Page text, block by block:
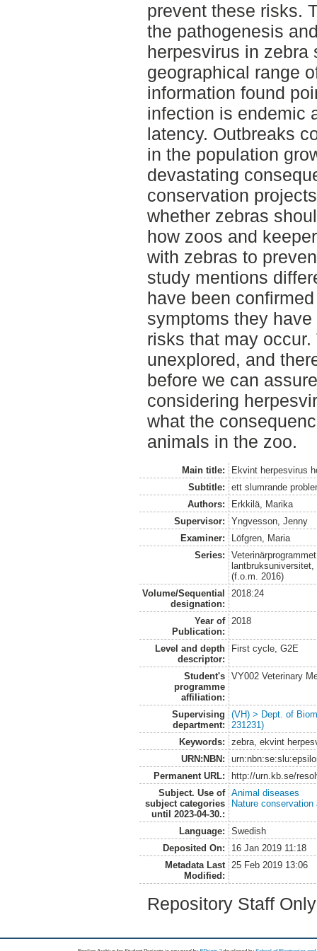
prevent these risks.
the pathogenesis
herpesvirus in zebra
geographical range
information found
infection is endemic
latency. Outbreaks
in the population
devastating
conservation
whether zebras
how zoos and
with zebras to
study mentions
have been
symptoms they
risks that may
unexplored, and
before we can
considering
what the
animals in the zoo.
Main title:
Ekvint herpesvirus
Subtitle:
ett slumrande
Authors:
Erkkilä, Marika
Supervisor:
Yngvesson, Jenny
Examiner:
Löfgren, Maria
Series:
(f.o.m. 2016)
Volume/Sequential
designation:
2018:24
Year of
Publication:
2018
Level and depth
descriptor:
First cycle, G2E
Student's
programme
affiliation:
VY002 Veterinary
Supervising
department:
(VH) > Dept. of
231231)
Keywords:
zebra, ekvint
URN:NBN:
Permanent URL:
http://urn.kb.se/
Subject. Use of
subject categories
until 2023-04-30.:
Animal diseases
Nature
Language:
Swedish
Deposited On:
16 Jan 2019 11:18
Metadata Last
Modified:
25 Feb 2019 13:06
Repository Staff